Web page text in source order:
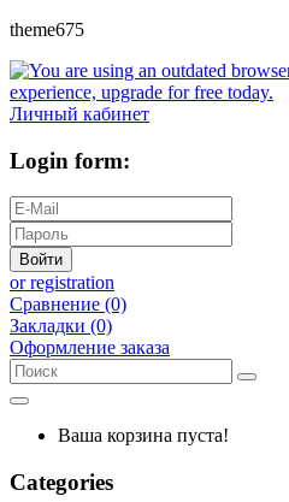
theme675
Личный кабинет
Login form:
Войти
or registration
Сравнение (0)
Закладки (0)
Оформление заказа
Ваша корзина пуста!
Categories